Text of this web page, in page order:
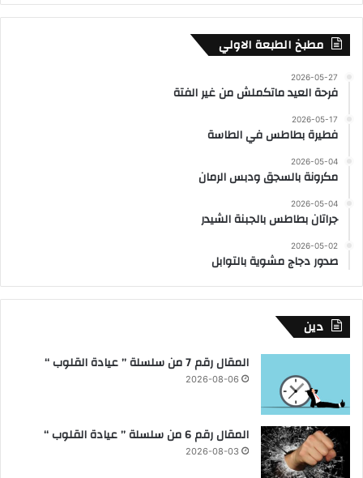
مطبخ الطبعة الاولي
2026-05-27
فرحة العيد ماتكملش من غير الفتة
2026-05-17
فطيرة بطاطس في الطاسة
2026-05-04
مكرونة بالسجق ودبس الرمان
2026-05-04
جراتان بطاطس بالجبنة الشيدر
2026-05-02
صدور دجاج مشوية بالتوابل
دين
المقال رقم 7 من سلسلة ” عيادة القلوب “
2026-08-06
المقال رقم 6 من سلسلة ” عيادة القلوب “
2026-08-03